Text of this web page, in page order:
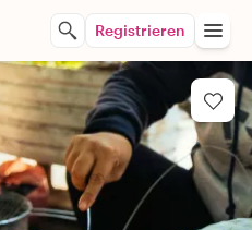
Registrieren